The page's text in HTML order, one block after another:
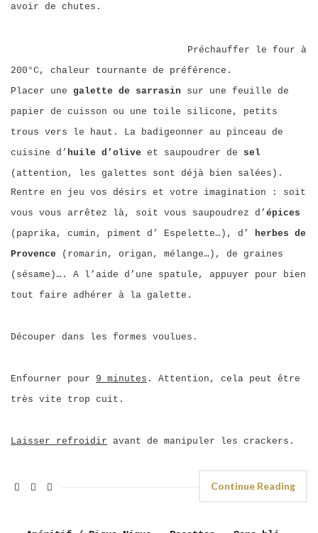
avoir de chutes.
Préchauffer le four à
200°C, chaleur tournante de préférence.
Placer une galette de sarrasin sur une feuille de
papier de cuisson ou une toile silicone, petits
trous vers le haut. La badigeonner au pinceau de
cuisine d’ huile d’olive et saupoudrer de sel
(attention, les galettes sont déjà bien salées).
Rentre en jeu vos désirs et votre imagination : soit
vous vous arrêtez là, soit vous saupoudrez d’ épices
(paprika, cumin, piment d’ Espelette…), d’ herbes de
Provence (romarin, origan, mélange…), de graines
(sésame)…. A l’aide d’une spatule, appuyer pour bien
tout faire adhérer à la galette.
Découper dans les formes voulues.
Enfourner pour 9 minutes . Attention, cela peut être
très vite trop cuit.
Laisser refroidir avant de manipuler les crackers.
Continue Reading